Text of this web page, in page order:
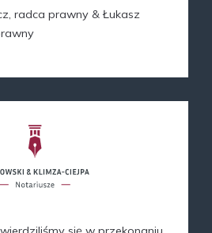
radca prawny & Łukasz